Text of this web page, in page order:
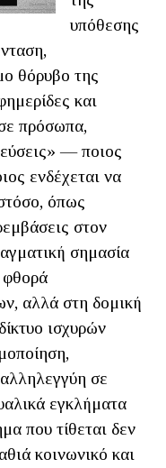
υπόθεσης
θόρυβο της
και
πρόσωπα,
— ποιος
ενδέχεται να
όπως
στον
σημασία
φθορά
αλλά στη δομική
ισχυρών
σε
εγκλήματα
που τίθεται δεν
κοινωνικό και